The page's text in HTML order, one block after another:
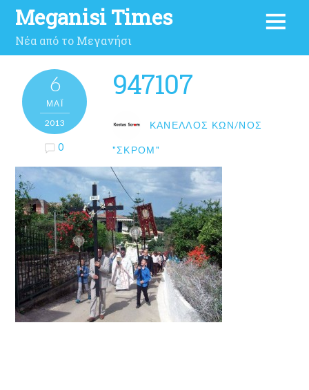
Meganisi Times
Νέα από το Μεγανήσι
6
ΜΑΪ́
2013
0
947107
ΚΑΝΈΛΛΟΣ ΚΩΝ/ΝΟΣ
"ΣΚΡΟΜ"